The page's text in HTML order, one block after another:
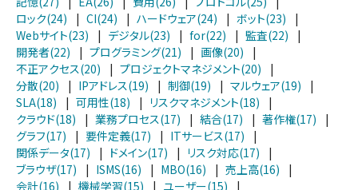
ロック(24)
| CI(24) | ハードウェア(24) | ボット(23)
|
Webサイト(23)
| デジタル(23) | for(22) | 監査(22)
|
開発者(22)
| プログラミング(21) | 画像(20)
|
不正アクセス(20)
| プロジェクトマネジメント(20)
|
分散(20)
| IPアドレス(19) | 制御(19) | マルウェア(19)
|
SLA(18)
| 可用性(18) | リスクマネジメント(18)
|
クラウド(18)
| 業務プロセス(17) | 結合(17) | 著作権(17)
|
グラフ(17)
| 要件定義(17) | ITサービス(17)
|
関係データ(17)
| ドメイン(17) | リスク対応(17)
|
ブラウザ(17)
| ISMS(16) | MBO(16) | 売上高(16)
|
会計(16)
| 機械学習(15) | ユーザー(15)
|